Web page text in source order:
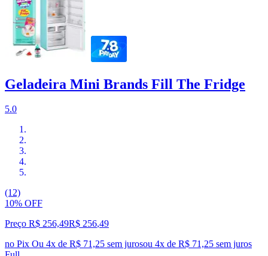
Geladeira Mini Brands Fill The Fridge
5.0
(12)
10% OFF
Preço R$ 256,49R$ 256,49
no Pix Ou 4x de R$ 71,25 sem jurosou 4x de R$ 71,25 sem juros